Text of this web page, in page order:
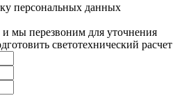
персональных данных
и мы перезвоним для уточнения
светотехнический расчет